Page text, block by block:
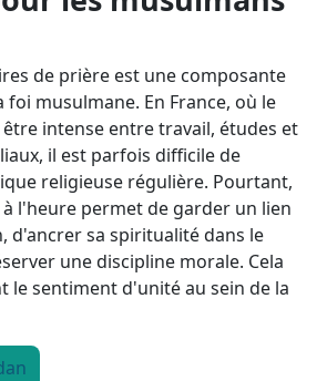
de prière est une composante
musulmane. En France, où le
intense entre travail, études et
il est parfois difficile de
religieuse régulière. Pourtant,
l'heure permet de garder un lien
d'ancrer sa spiritualité dans le
une discipline morale. Cela
le sentiment d'unité au sein de la